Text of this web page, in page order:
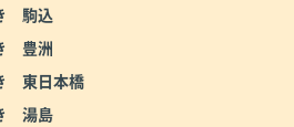
駒込
豊洲
東日本橋
湯島